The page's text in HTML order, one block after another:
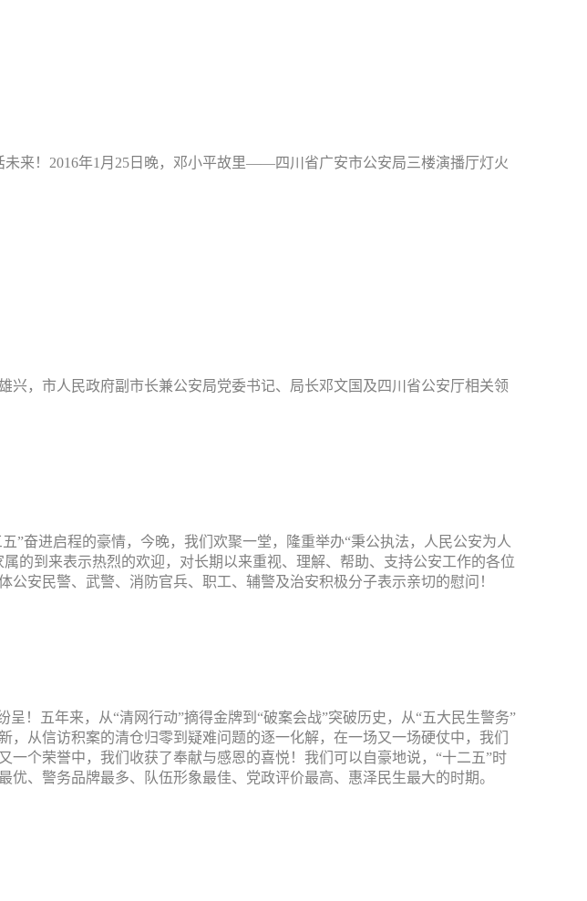
来！ 2016年1 月 25 日晚，邓小平故里——四川省广安市公安局三楼演播厅灯火
，市人民政府副市长兼公安局党委书记、局长邓文国及四川省公安厅相关领
”奋进启程的豪情，今晚，我们欢聚一堂，隆重举办“秉公执法，人民公安为人
的到来表示热烈的欢迎，对长期以来重视、理解、帮助、支持公安工作的各位
安民警、武警、消防官兵、职工、辅警及治安积极分子表示亲切的慰问！
！五年来，从“清网行动”摘得金牌到“破案会战”突破历史，从“五大民生警务”
从信访积案的清仓归零到疑难问题的逐一化解，在一场又一场硬仗中，我们
个荣誉中，我们收获了奉献与感恩的喜悦！我们可以自豪地说，“十二五”时
、警务品牌最多、队伍形象最佳、党政评价最高、惠泽民生最大的时期。